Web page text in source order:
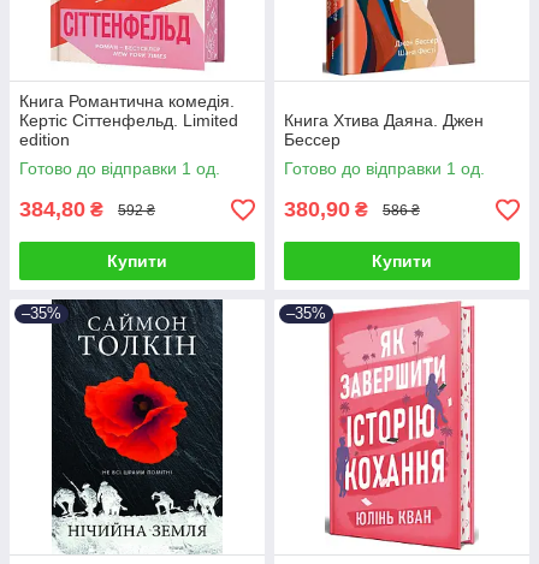
Книга Романтична комедія.
Кертіс Сіттенфельд. Limited
edition
Готово до відправки 1 од.
384,80 ₴ 592 ₴
Купити
Книга Хтива Даяна. Джен
Бессер
Готово до відправки 1 од.
380,90 ₴ 586 ₴
Купити
–35% –35%